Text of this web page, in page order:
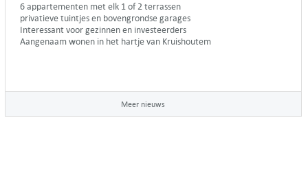
6 appartementen met elk 1 of 2 terrassen
privatieve tuintjes en bovengrondse garages
Interessant voor gezinnen en investeerders
Aangenaam wonen in het hartje van Kruishoutem
Meer nieuws